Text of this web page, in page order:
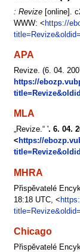
: Revize[online].
WWW: < https://
APA
Revize. (6. 04.
https://
MLA
„Revize.“ '. 6. 04.
< https://
MHRA
Přispěvatelé
18:18 UTC, <
Chicago
Přispěvatelé